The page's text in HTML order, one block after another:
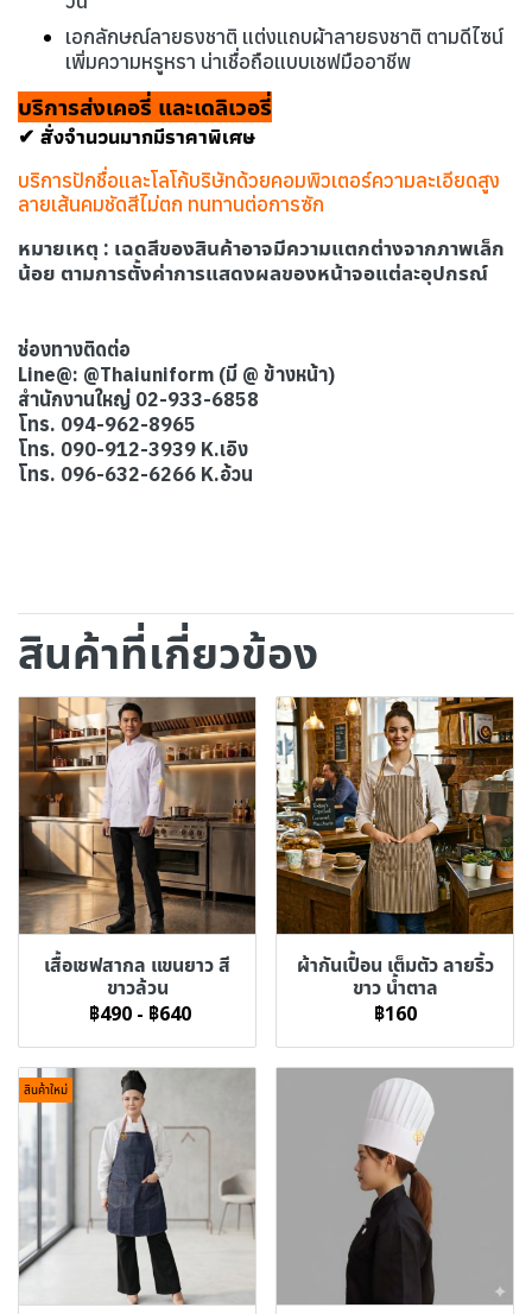
เอกลักษณ์ลายธงชาติ แต่งแถบผ้าลายธงชาติ ตามดีไซน์
เพิ่มความหรูหรา น่าเชื่อถือแบบเชฟมืออาชีพ
บริการส่งเคอรี่ และเดลิเวอรี่
✔ สั่งจำนวนมากมีราคาพิเศษ
บริการปักชื่อและโลโก้บริษัทด้วยคอมพิวเตอร์ความละเอียดสูง
ลายเส้นคมชัดสีไม่ตก ทนทานต่อการซัก
หมายเหตุ : เฉดสีของสินค้าอาจมีความแตกต่างจากภาพเล็ก
น้อย ตามการตั้งค่าการแสดงผลของหน้าจอแต่ละอุปกรณ์
ช่องทางติดต่อ
Line@: @Thaiuniform (มี @ ข้างหน้า)
สำนักงานใหญ่ 02-933-6858
โทร. 094-962-8965
โทร. 090-912-3939 K.เอิง
โทร. 096-632-6266 K.อ้วน
สินค้าที่เกี่ยวข้อง
เสื้อเชฟสากล แขนยาว สี
ขาวล้วน
฿490 - ฿640
ผ้ากันเปื้อน เต็มตัว ลายริ้ว
ขาว น้ำตาล
฿160
สินค้าใหม่